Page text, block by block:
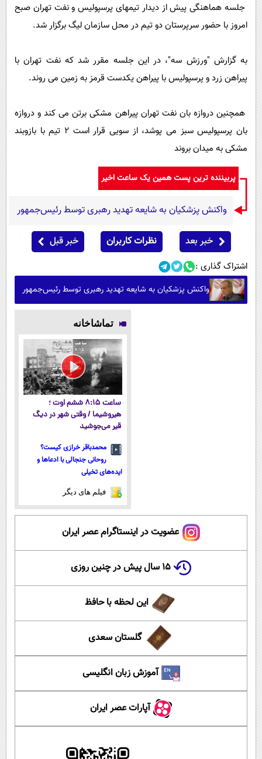
محیط زیست
فرهنگ و هنر
فناوری و It
علمی
قرآن
گوناگون
باشگاه مغز
اقتصاد
سرگرمی
حوادث
سلامت
فرهنگی
بین الملل
اجتماعی
حیات وحش
سیاست خارجی
عصر ایران 2
خواندنی ها و دیدنی ها
پیامک
دانلود
آموزش زبان
جلسه هماهنگی پیش از دیدار تیمهای پرسپولیس و نفت تهران صبح
امروز با حضور سرپرستان دو تیم در محل سازمان لیگ برگزار شد.
به گزارش "ورزش سه"، در این جلسه مقرر شد که نفت تهران با
پیراهن زرد و پرسپولیس با پیراهن یکدست قرمز به زمین می روند.
همچنین دروازه بان نفت تهران پیراهن مشکی برتن می کند و دروازه
بان پرسپولیس سبز می پوشد، از سویی قرار است 2 تیم با بازوبند
مشکی به میدان بروند
پربیننده ترین پست همین یک ساعت اخیر
واکنش پزشکیان به شایعه تهدید رهبری توسط رئیس‌جمهور
خبر بعد نظرات کاربران خبر قبل
اشتراک گذاری :
واکنش پزشکیان به شایعه تهدید رهبری توسط رئیس‌جمهور
تماشاخانه
ساعت ۸:۱۵ ششم اوت ؛
هیروشیما / وقتی شهر در دیگ
قیر می‌جوشید
محمدباقر خرازی کیست؟
روحانی جنجالی با ادعاها و
ایده‌های تخیلی
فیلم های دیگر
عضویت در اینستاگرام عصر ایران
۱۵ سال پیش در چنین روزی
این لحظه با حافظ
گلستان سعدی
آموزش زبان انگلیسی
آپارات عصر ایران